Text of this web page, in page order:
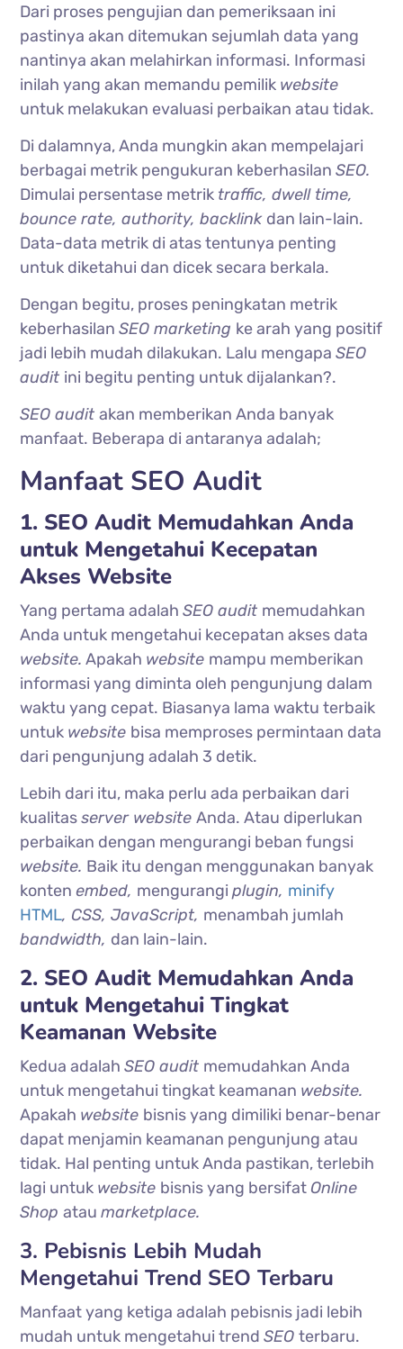
Dari proses pengujian dan pemeriksaan ini
pastinya akan ditemukan sejumlah data yang
nantinya akan melahirkan informasi. Informasi
inilah yang akan memandu pemilik website
untuk melakukan evaluasi perbaikan atau tidak.
Di dalamnya, Anda mungkin akan mempelajari
berbagai metrik pengukuran keberhasilanSEO.
Dimulai persentase metrik traffic, dwell time,
bounce rate, authority, backlink dan lain-lain.
Data-data metrik di atas tentunya penting
untuk diketahui dan dicek secara berkala.
Dengan begitu, proses peningkatan metrik
keberhasilanSEO marketing ke arah yang positif
jadi lebih mudah dilakukan. Lalu mengapaSEO
audit ini begitu penting untuk dijalankan?.
SEO auditakan memberikan Anda banyak
manfaat. Beberapa di antaranya adalah;
Manfaat SEO Audit
1. SEO Audit Memudahkan Anda
untuk Mengetahui Kecepatan
Akses Website
Yang pertama adalahSEO audit memudahkan
Anda untuk mengetahui kecepatan akses data
website. Apakah website mampu memberikan
informasi yang diminta oleh pengunjung dalam
waktu yang cepat. Biasanya lama waktu terbaik
untuk website bisa memproses permintaan data
dari pengunjung adalah 3 detik.
Lebih dari itu, maka perlu ada perbaikan dari
kualitasserver websiteAnda. Atau diperlukan
perbaikan dengan mengurangi beban fungsi
website. Baik itu dengan menggunakan banyak
konten embed, mengurangiplugin, minify
HTML, CSS, JavaScript, menambah jumlah
bandwidth, dan lain-lain.
2. SEO Audit Memudahkan Anda
untuk Mengetahui Tingkat
Keamanan Website
Kedua adalahSEO audit memudahkan Anda
untuk mengetahui tingkat keamanan website.
Apakah website bisnis yang dimiliki benar-benar
dapat menjamin keamanan pengunjung atau
tidak. Hal penting untuk Anda pastikan, terlebih
lagi untuk website bisnis yang bersifat Online
Shopataumarketplace.
3. Pebisnis Lebih Mudah
Mengetahui Trend SEO Terbaru
Manfaat yang ketiga adalah pebisnis jadi lebih
mudah untuk mengetahui trendSEOterbaru.